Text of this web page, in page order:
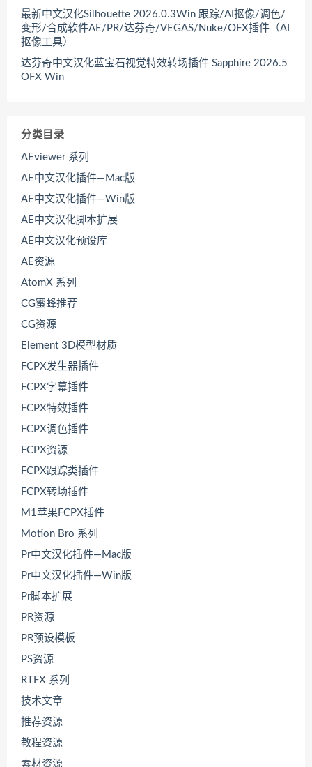
最新中文汉化Silhouette 2026.0.3Win 跟踪/AI抠像/调色/
变形/合成软件AE/PR/达芬奇/VEGAS/Nuke/OFX插件（AI
抠像工具）
达芬奇中文汉化蓝宝石视觉特效转场插件 Sapphire 2026.5
OFX Win
分类目录
AEviewer 系列
AE中文汉化插件—Mac版
AE中文汉化插件—Win版
AE中文汉化脚本扩展
AE中文汉化预设库
AE资源
AtomX 系列
CG蜜蜂推荐
CG资源
Element 3D模型材质
FCPX发生器插件
FCPX字幕插件
FCPX特效插件
FCPX调色插件
FCPX资源
FCPX跟踪类插件
FCPX转场插件
M1苹果FCPX插件
Motion Bro 系列
Pr中文汉化插件—Mac版
Pr中文汉化插件—Win版
Pr脚本扩展
PR资源
PR预设模板
PS资源
RTFX 系列
技术文章
推荐资源
教程资源
素材资源